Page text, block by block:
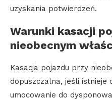
uzyskania potwierdzeń.
Warunki kasacji
nieobecnym
Kasacja pojazdu przy
dopuszczalna, jeśli istnieje
umocowanie do